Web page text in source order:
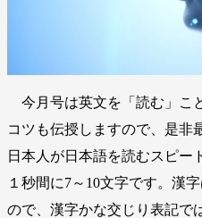
今月号は英文を「読む」こ
コツも伝授しますので、是非
日本人が日本語を読むスピー
１秒間に7～10文字です。漢
ので、漢字かな交じり表記で